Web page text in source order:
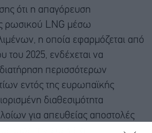
ότι η απαγόρευση
ρωσικού LNG μέσω
η οποία εφαρμόζεται από
του 2025, ενδέχεται να
περισσότερων
εντός της ευρωπαϊκής
διαθεσιμότητα
για απευθείας αποστολές